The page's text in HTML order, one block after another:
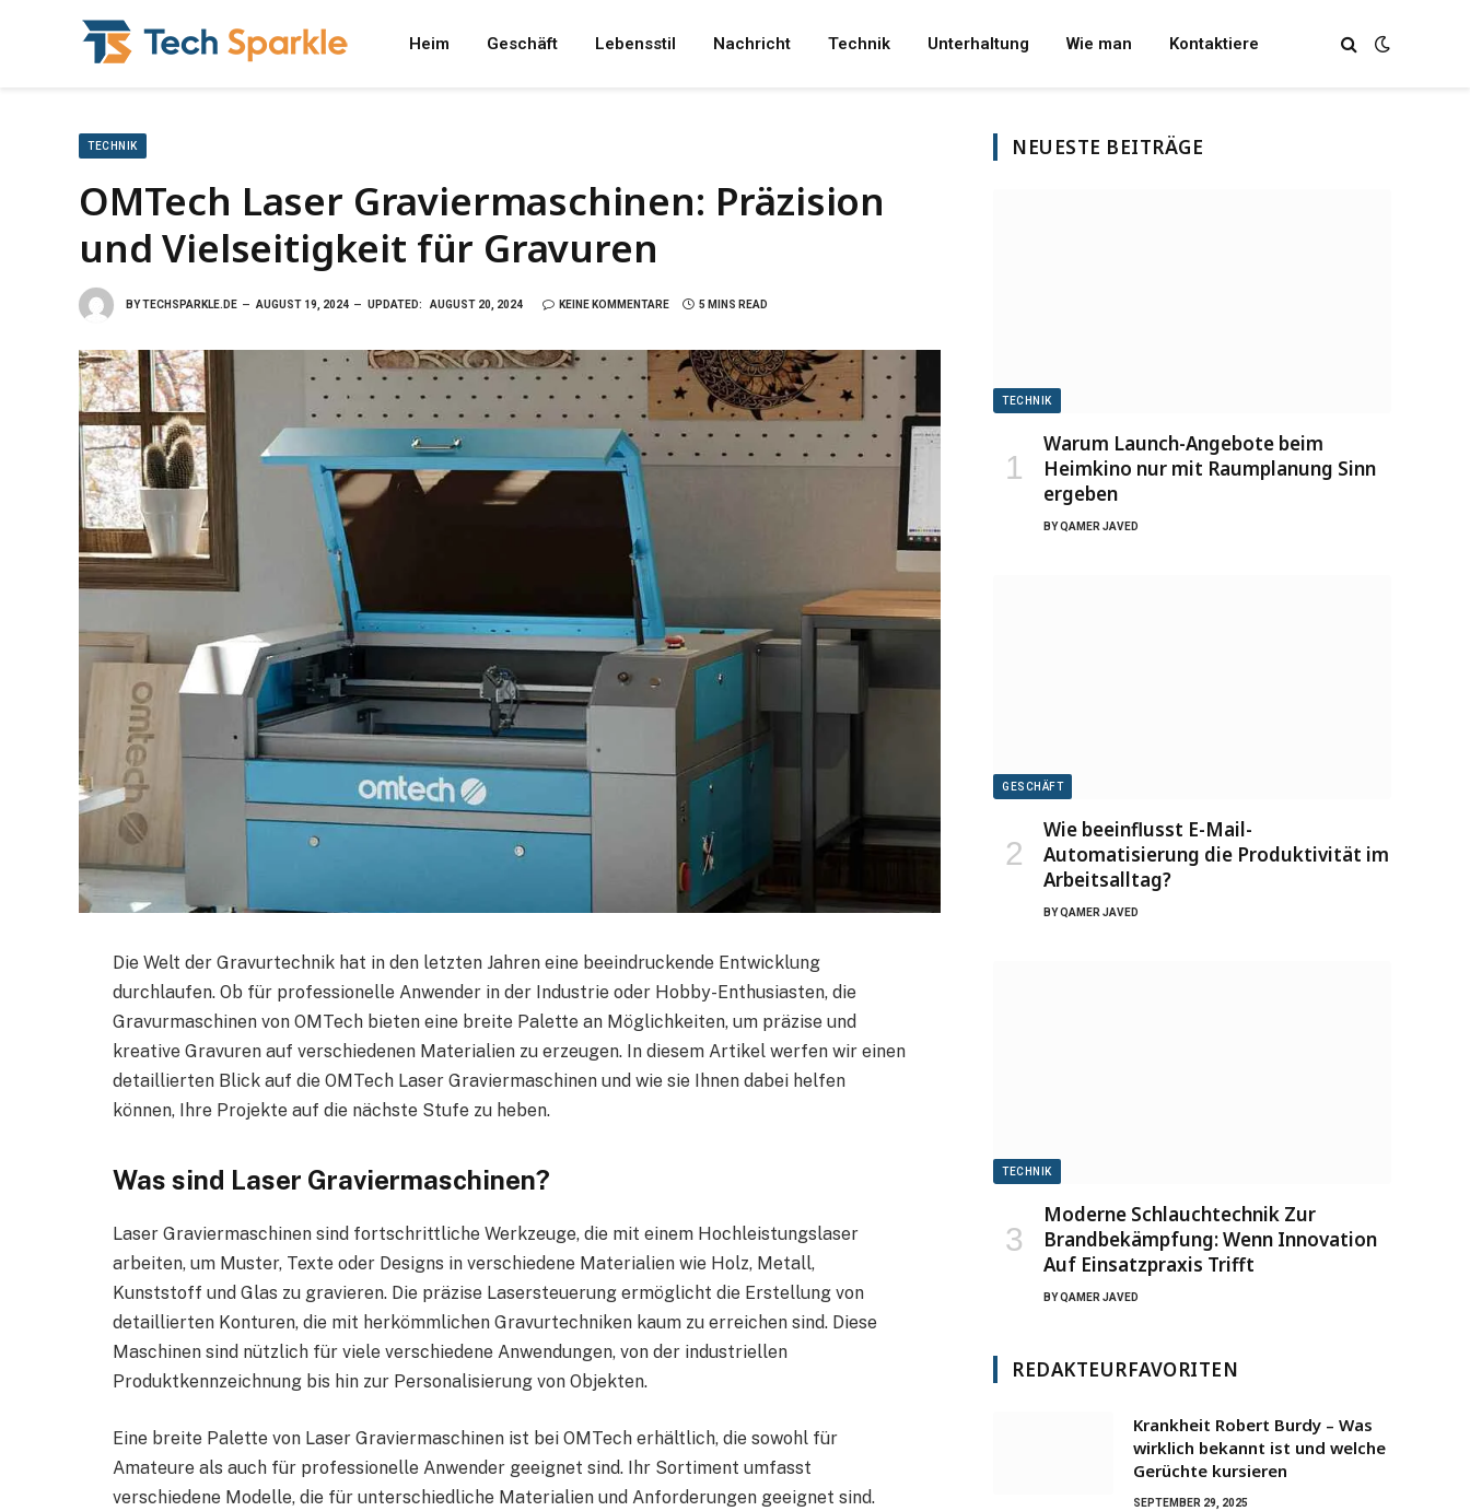
Heim Geschäft Lebensstil Nachricht Technik Unterhaltung Wie man Kontaktiere
TECHNIK
OMTech Laser Graviermaschinen: Präzision
und Vielseitigkeit für Gravuren
BYTECHSPARKLE.DE AUGUST 19, 2024 UPDATED: AUGUST 20, 2024 KEINE KOMMENTARE 5 MINS READ
Die Welt der Gravurtechnik hat in den letzten Jahren eine beeindruckende Entwicklung
durchlaufen. Ob für professionelle Anwender in der Industrie oder Hobby-Enthusiasten, die
Gravurmaschinen von OMTech bieten eine breite Palette an Möglichkeiten, um präzise und
kreative Gravuren auf verschiedenen Materialien zu erzeugen. In diesem Artikel werfen wir einen
detaillierten Blick auf die OMTech Laser Graviermaschinen und wie sie Ihnen dabei helfen
können, Ihre Projekte auf die nächste Stufe zu heben.
Was sind Laser Graviermaschinen?
Laser Graviermaschinen sind fortschrittliche Werkzeuge, die mit einem Hochleistungslaser
arbeiten, um Muster, Texte oder Designs in verschiedene Materialien wie Holz, Metall,
Kunststoff und Glas zu gravieren. Die präzise Lasersteuerung ermöglicht die Erstellung von
detaillierten Konturen, die mit herkömmlichen Gravurtechniken kaum zu erreichen sind. Diese
Maschinen sind nützlich für viele verschiedene Anwendungen, von der industriellen
Produktkennzeichnung bis hin zur Personalisierung von Objekten.
Eine breite Palette von Laser Graviermaschinen ist bei OMTech erhältlich, die sowohl für
Amateure als auch für professionelle Anwender geeignet sind. Ihr Sortiment umfasst
verschiedene Modelle, die für unterschiedliche Materialien und Anforderungen geeignet sind.
NEUESTE BEITRÄGE
TECHNIK
Warum Launch-Angebote beim
Heimkino nur mit Raumplanung Sinn
ergeben
BYQAMER JAVED
GESCHÄFT
Wie beeinflusst E-Mail-
Automatisierung die Produktivität im
Arbeitsalltag?
BYQAMER JAVED
TECHNIK
Moderne Schlauchtechnik Zur
Brandbekämpfung: Wenn Innovation
Auf Einsatzpraxis Trifft
BYQAMER JAVED
REDAKTEURFAVORITEN
Krankheit Robert Burdy – Was
wirklich bekannt ist und welche
Gerüchte kursieren
SEPTEMBER 29, 2025